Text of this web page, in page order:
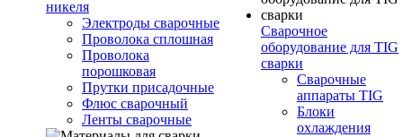
никеля
Электроды сварочные
Проволока сплошная
Проволока
порошковая
Прутки присадочные
Флюс сварочный
Ленты сварочные
Сварочное
оборудование для TIG
сварки
Сварочные
аппараты TIG
Блоки
охлаждения